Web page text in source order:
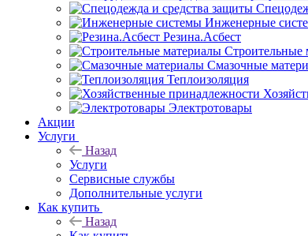
Инженерные
Резина.Асбест
Строительные
Смазочные
Теплоизоляция
Электротовары
Акции
Услуги
Назад
Услуги
Сервисные службы
Дополнительные услуги
Как купить
Назад